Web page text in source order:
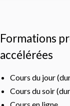
Formations
accélérées
Cours du jour
Cours du soir